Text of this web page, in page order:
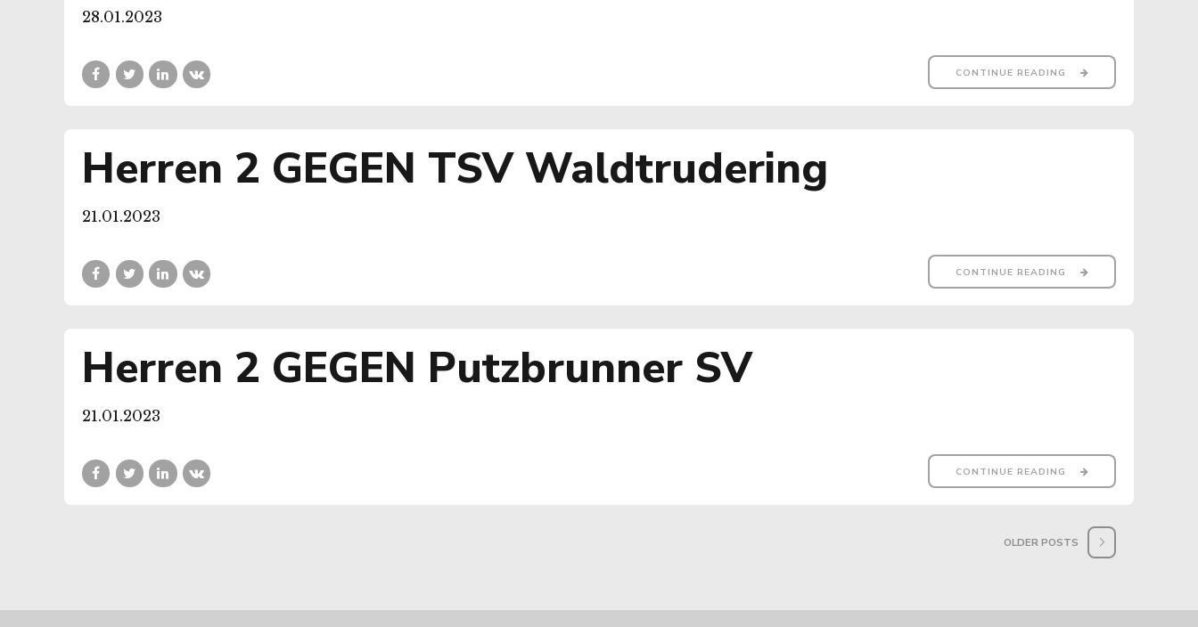
28.01.2023
CONTINUE READING
Herren 2 GEGEN TSV Waldtrudering
21.01.2023
CONTINUE READING
Herren 2 GEGEN Putzbrunner SV
21.01.2023
CONTINUE READING
OLDER POSTS